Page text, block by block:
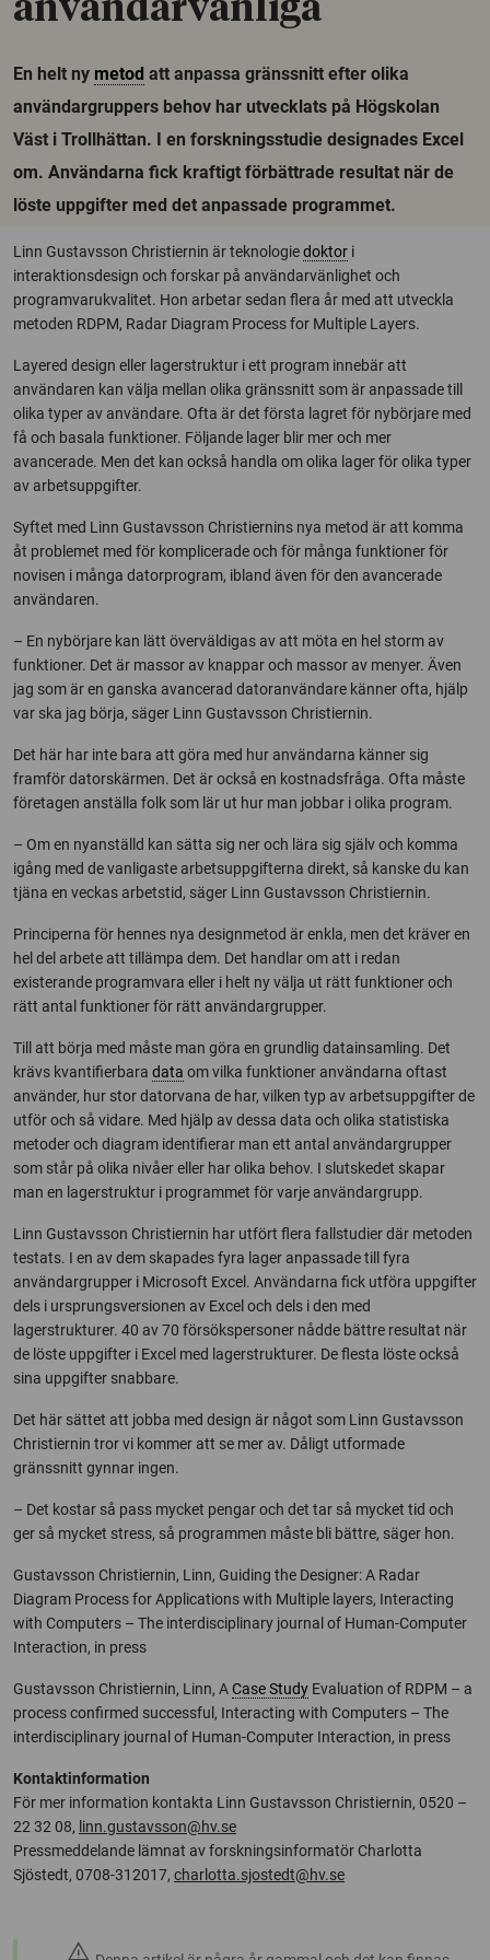
användarvänliga
En helt ny metod att anpassa gränssnitt efter olika
användargruppers behov har utvecklats på Högskolan
Väst i Trollhättan. I en forskningsstudie designades Excel
om. Användarna fick kraftigt förbättrade resultat när de
löste uppgifter med det anpassade programmet.
Linn Gustavsson Christiernin är teknologiedoktor i
interaktionsdesign och forskar på användarvänlighet och
programvarukvalitet. Hon arbetar sedan flera år med att utveckla
metoden RDPM, Radar Diagram Process for Multiple Layers.
Layered design eller lagerstruktur i ett program innebär att
användaren kan välja mellan olika gränssnitt som är anpassade till
olika typer av användare. Ofta är det första lagret för nybörjare med
få och basala funktioner. Följande lager blir mer och mer
avancerade. Men det kan också handla om olika lager för olika typer
av arbetsuppgifter.
Syftet med Linn Gustavsson Christiernins nya metod är att komma
åt problemet med för komplicerade och för många funktioner för
novisen i många datorprogram, ibland även för den avancerade
användaren.
– En nybörjare kan lätt överväldigas av att möta en hel storm av
funktioner. Det är massor av knappar och massor av menyer. Även
jag som är en ganska avancerad datoranvändare känner ofta, hjälp
var ska jag börja, säger Linn Gustavsson Christiernin.
Det här har inte bara att göra med hur användarna känner sig
framför datorskärmen. Det är också en kostnadsfråga. Ofta måste
företagen anställa folk som lär ut hur man jobbar i olika program.
– Om en nyanställd kan sätta sig ner och lära sig själv och komma
igång med de vanligaste arbetsuppgifterna direkt, så kanske du kan
tjäna en veckas arbetstid, säger Linn Gustavsson Christiernin.
Principerna för hennes nya designmetod är enkla, men det kräver en
hel del arbete att tillämpa dem. Det handlar om att i redan
existerande programvara eller i helt ny välja ut rätt funktioner och
rätt antal funktioner för rätt användargrupper.
Till att börja med måste man göra en grundlig datainsamling. Det
krävs kvantifierbara data om vilka funktioner användarna oftast
använder, hur stor datorvana de har, vilken typ av arbetsuppgifter de
utför och så vidare. Med hjälp av dessa data och olika statistiska
metoder och diagram identifierar man ett antal användargrupper
som står på olika nivåer eller har olika behov. I slutskedet skapar
man en lagerstruktur i programmet för varje användargrupp.
Linn Gustavsson Christiernin har utfört flera fallstudier där metoden
testats. I en av dem skapades fyra lager anpassade till fyra
användargrupper i Microsoft Excel. Användarna fick utföra uppgifter
dels i ursprungsversionen av Excel och dels i den med
lagerstrukturer. 40 av 70 försökspersoner nådde bättre resultat när
de löste uppgifter i Excel med lagerstrukturer. De flesta löste också
sina uppgifter snabbare.
Det här sättet att jobba med design är något som Linn Gustavsson
Christiernin tror vi kommer att se mer av. Dåligt utformade
gränssnitt gynnar ingen.
– Det kostar så pass mycket pengar och det tar så mycket tid och
ger så mycket stress, så programmen måste bli bättre, säger hon.
Gustavsson Christiernin, Linn, Guiding the Designer: A Radar
Diagram Process for Applications with Multiple layers, Interacting
with Computers – The interdisciplinary journal of Human-Computer
Interaction, in press
Gustavsson Christiernin, Linn, ACase Study Evaluation of RDPM – a
process confirmed successful, Interacting with Computers – The
interdisciplinary journal of Human-Computer Interaction, in press
Kontaktinformation
För mer information kontakta Linn Gustavsson Christiernin, 0520 –
22 32 08, linn.gustavsson@hv.se
Pressmeddelande lämnat av forskningsinformatör Charlotta
Sjöstedt, 0708-312017, charlotta.sjostedt@hv.se
warning